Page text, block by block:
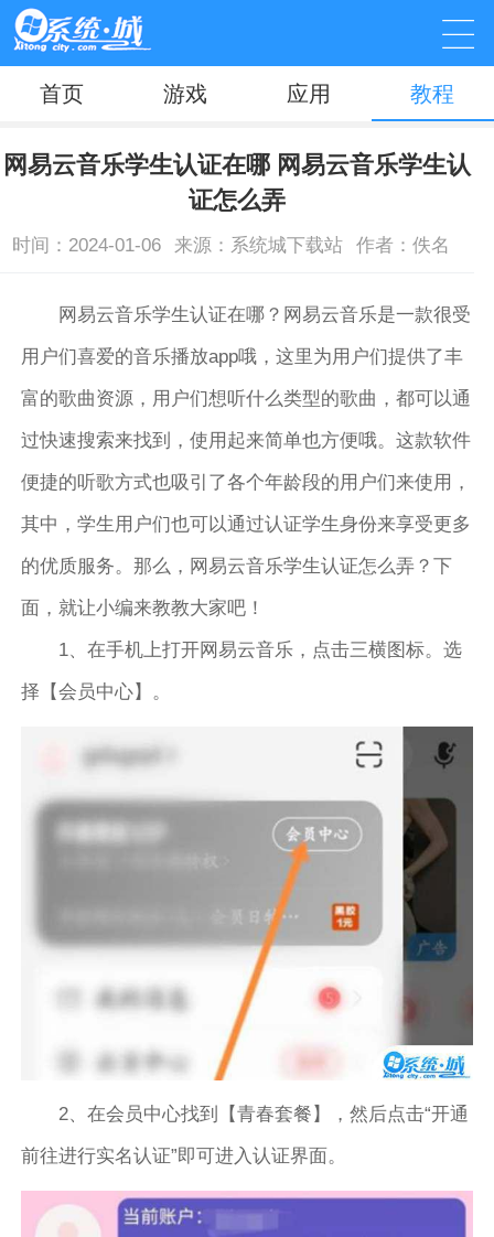
首页 游戏 应用 教程
网易云音乐学生认证在哪 网易云音乐学生认
证怎么弄
时间：2024-01-06 来源：系统城下载站 作者：佚名
网易云音乐学生认证在哪？网易云音乐是一款很受
用户们喜爱的音乐播放app哦，这里为用户们提供了丰
富的歌曲资源，用户们想听什么类型的歌曲，都可以通
过快速搜索来找到，使用起来简单也方便哦。这款软件
便捷的听歌方式也吸引了各个年龄段的用户们来使用，
其中，学生用户们也可以通过认证学生身份来享受更多
的优质服务。那么，网易云音乐学生认证怎么弄？下
面，就让小编来教教大家吧！
1、在手机上打开网易云音乐，点击三横图标。选
择【会员中心】。
2、在会员中心找到【青春套餐】，然后点击“开通
前往进行实名认证”即可进入认证界面。